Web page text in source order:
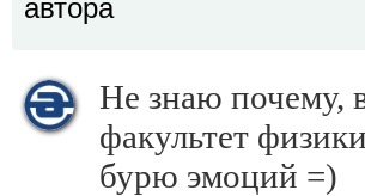
автора
Не знаю почему,
факультет
бурю эмоций =)